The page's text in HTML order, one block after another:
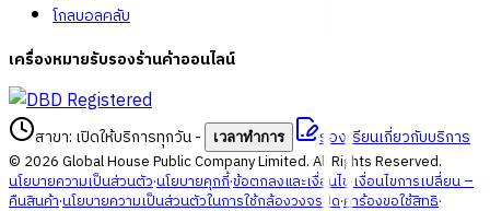
โกลบอลคลับ
เครื่องหมายรับรองร้านค้าออนไลน์
สาขา: เปิดให้บริการทุกวัน- เวลาทำการ ร้องเรียนเกี่ยวกับบริการ
© 2026Global House Public Company Limited. All Rights Reserved.
นโยบายความเป็นส่วนตัว·นโยบายคุกกี้·ข้อตกลงและเงื่อนไข·เงื่อนไขการเปลี่ยน –
คืนสินค้า·นโยบายความเป็นส่วนตัวในการใช้กล้องวงจรปิด·คำร้องขอใช้สิทธิ·